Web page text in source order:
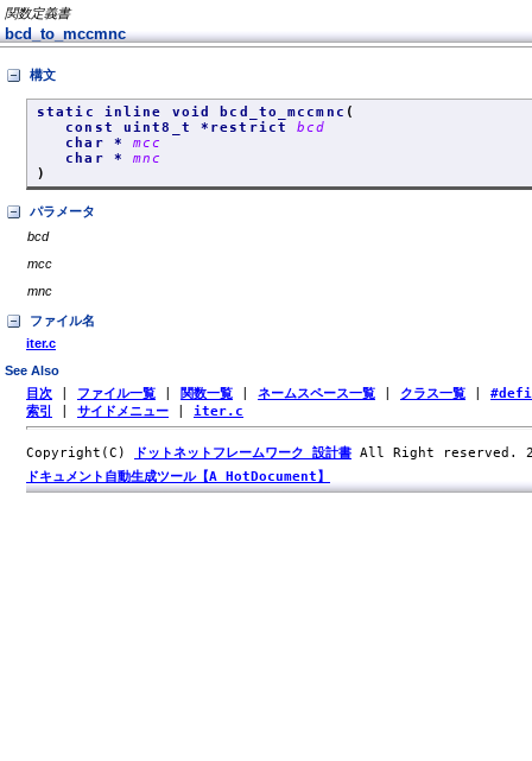
関数定義書
bcd_to_mccmnc
構文
static inline void bcd_to_mccmnc (
const uint8_t *restrictbcd
char *mcc
char *mnc
)
パラメータ
bcd
mcc
mnc
ファイル名
iter.c
See Also
目次 ファイル一覧 関数一覧 ネームスペース一覧 クラス一覧
索引
サイドメニュー iter.c
Copyright(C) ドットネットフレームワーク 設計書 All Right reserved.
ドキュメント自動生成ツール【A HotDocument】